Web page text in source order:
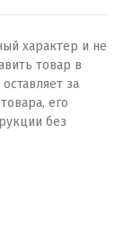
характер и не
товар в
за
его
без